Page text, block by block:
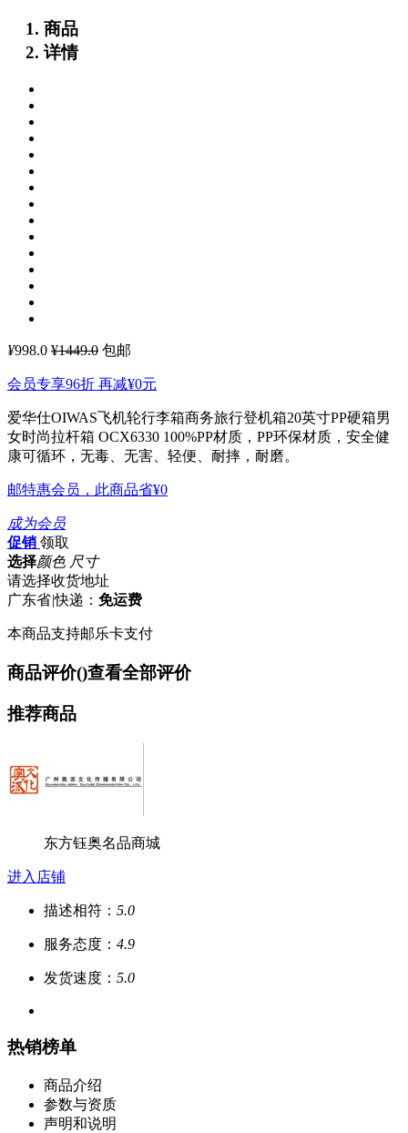
商品
详情
¥998.0 ¥1449.0 包邮
会员专享96折 再减¥0元
爱华仕OIWAS飞机轮行李箱商务旅行登机箱20英寸PP硬箱男
女时尚拉杆箱 OCX6330 100%PP材质，PP环保材质，安全健
康可循环，无毒、无害、轻便、耐摔，耐磨。
邮特惠会员，此商品省¥0
成为会员
促销 领取
选择颜色 尺寸
请选择收货地址
广东省|快递： 免运费
本商品支持邮乐卡支付
商品评价()查看全部评价
推荐商品
东方钰奥名品商城
进入店铺
描述相符： 5.0
服务态度： 4.9
发货速度： 5.0
热销榜单
商品介绍
参数与资质
声明和说明